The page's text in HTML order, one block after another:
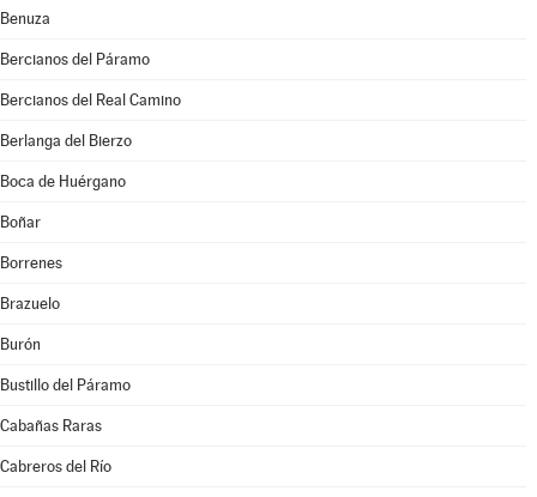
Benuza
Bercianos del Páramo
Bercianos del Real Camino
Berlanga del Bierzo
Boca de Huérgano
Boñar
Borrenes
Brazuelo
Burón
Bustillo del Páramo
Cabañas Raras
Cabreros del Río